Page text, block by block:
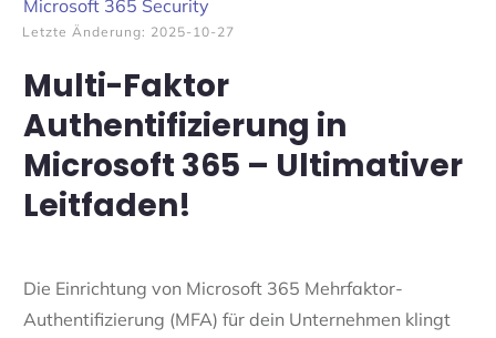
Microsoft 365 Security
Letzte Änderung: 2025-10-27
Multi-Faktor
Authentifizierung in
Microsoft 365 – Ultimativer
Leitfaden!
Die Einrichtung von Microsoft 365 Mehrfaktor-
Authentifizierung (MFA) für dein Unternehmen klingt